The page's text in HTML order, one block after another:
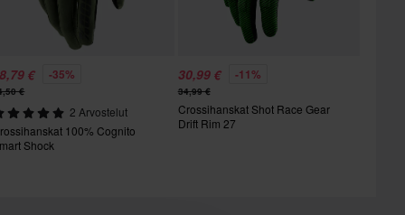
€ -35%
€
2 Arvostelut
100% Cognito
Shock
30,99 € -11%
34,99 €
Crossihanskat Shot Race Gear
Drift Rim 27